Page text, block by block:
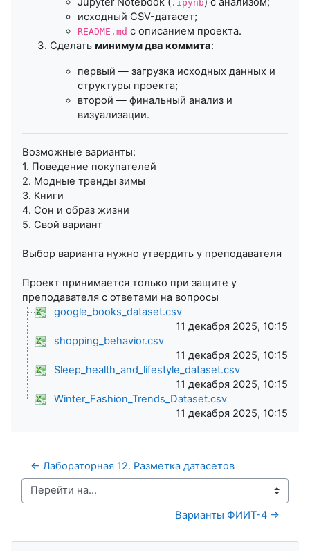
.ipynb
исходный CSV-датасет;
README.md с описанием проекта.
Сделать минимум два коммита:
первый — загрузка исходных данных и
структуры проекта;
второй — финальный анализ и
визуализации.
Возможные варианты:
1. Поведение покупателей
2. Модные тренды зимы
3. Книги
4. Сон и образ жизни
5. Свой вариант
Выбор варианта нужно утвердить у преподавателя
Проект принимается только при защите у
преподавателя с ответами на вопросы
google_books_dataset.csv
11 декабря 2025, 10:15
shopping_behavior.csv
11 декабря 2025, 10:15
Sleep_health_and_lifestyle_dataset.csv
11 декабря 2025, 10:15
Winter_Fashion_Trends_Dataset.csv
11 декабря 2025, 10:15
← Лабораторная 12. Разметка датасетов
Перейти на...
Варианты ФИИТ-4 →